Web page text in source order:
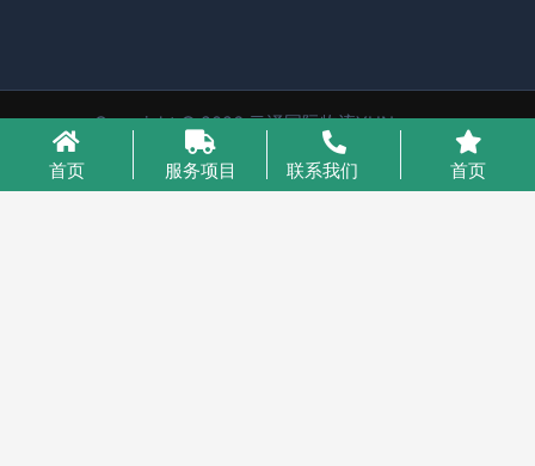
Copyright © 2026 云泽国际物流YUNcargo
粤ICP备2023046221号-1
首页 服务项目 联系我们 首页